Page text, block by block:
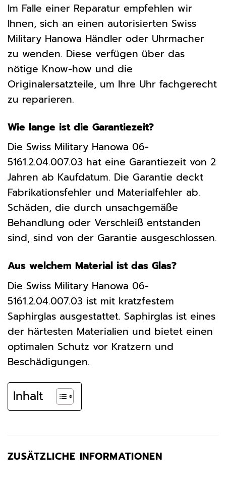
Im Falle einer Reparatur empfehlen wir
Ihnen, sich an einen autorisierten Swiss
Military Hanowa Händler oder Uhrmacher
zu wenden. Diese verfügen über das
nötige Know-how und die
Originalersatzteile, um Ihre Uhr fachgerecht
zu reparieren.
Wie lange ist die Garantiezeit?
Die Swiss Military Hanowa 06-
5161.2.04.007.03 hat eine Garantiezeit von 2
Jahren ab Kaufdatum. Die Garantie deckt
Fabrikationsfehler und Materialfehler ab.
Schäden, die durch unsachgemäße
Behandlung oder Verschleiß entstanden
sind, sind von der Garantie ausgeschlossen.
Aus welchem Material ist das Glas?
Die Swiss Military Hanowa 06-
5161.2.04.007.03 ist mit kratzfestem
Saphirglas ausgestattet. Saphirglas ist eines
der härtesten Materialien und bietet einen
optimalen Schutz vor Kratzern und
Beschädigungen.
Inhalt
ZUSÄTZLICHE INFORMATIONEN